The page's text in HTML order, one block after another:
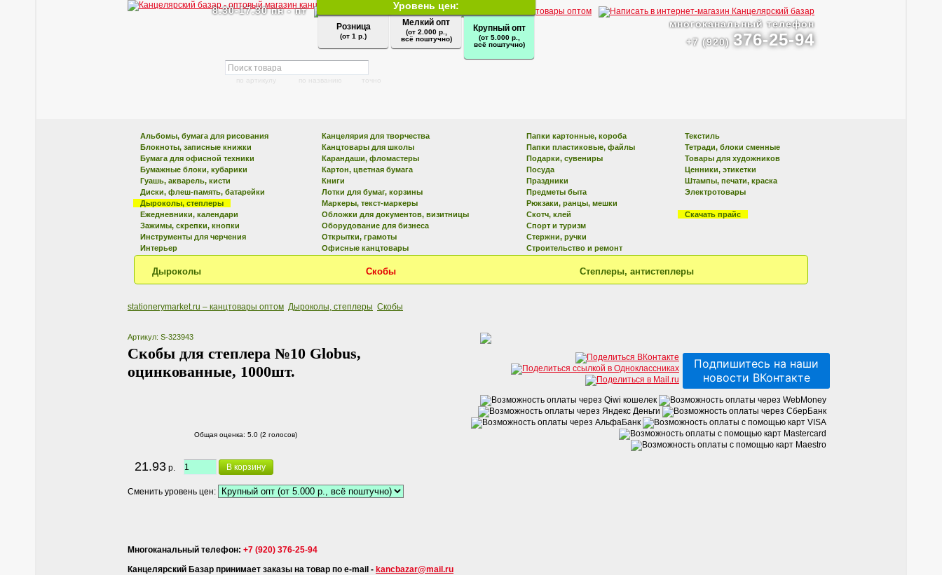
Уровень цен:
Розница
(от 1 р.)
Мелкий опт
(от 2.000 р.,
всё поштучно)
Крупный опт
(от 5.000 р.,
всё поштучно)
8.30-17.30 пн - пт
многоканальный телефон
+7 (920) 376-25-94
Альбомы, бумага для рисования
Блокноты, записные книжки
Бумага для офисной техники
Бумажные блоки, кубарики
Гуашь, акварель, кисти
Диски, флеш-память, батарейки
Дыроколы, степлеры
Ежедневники, календари
Зажимы, скрепки, кнопки
Инструменты для черчения
Интерьер
Канцелярия для творчества
Канцтовары для школы
Карандаши, фломастеры
Картон, цветная бумага
Книги
Лотки для бумаг, корзины
Маркеры, текст-маркеры
Обложки для документов, визитницы
Оборудование для бизнеса
Открытки, грамоты
Офисные канцтовары
Папки картонные, короба
Папки пластиковые, файлы
Подарки, сувениры
Посуда
Праздники
Предметы быта
Рюкзаки, ранцы, мешки
Скотч, клей
Спорт и туризм
Стержни, ручки
Строительство и ремонт
Текстиль
Тетради, блоки сменные
Товары для художников
Ценники, этикетки
Штампы, печати, краска
Электротовары
Скачать прайс
Дыроколы Скобы Степлеры, антистеплеры
stationerymarket.ru – канцтовары оптом Дыроколы, степлеры Скобы
Артикул: S-323943
Скобы для степлера №10 Globus,
оцинкованные, 1000шт.
Общая оценка: 5.0 (2 голосов)
21.93 р. В корзину
Сменить уровень цен:
Многоканальный телефон: +7 (920) 376-25-94
Канцелярский Базар принимает заказы на товар по e-mail - kancbazar@mail.ru
Подпишитесь на наши
новости ВКонтакте